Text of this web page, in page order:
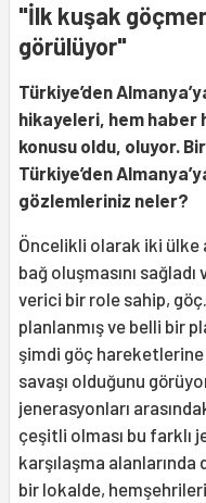
"İlk kuşak
görülüyor"
Türkiye’den
hikayeleri, hem haber
konusu oldu, oluyor.
Türkiye’den
gözlemleriniz neler?
Öncelikli olarak iki ülke
bağ oluşmasını
verici bir role sahip, göç.
planlanmış ve belli bir
şimdi göç hareketlerine
savaşı olduğunu
jenerasyonları
çeşitli olması bu farklı
karşılaşma
bir lokalde,